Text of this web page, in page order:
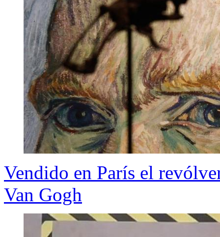
Vendido en París el
Van Gogh